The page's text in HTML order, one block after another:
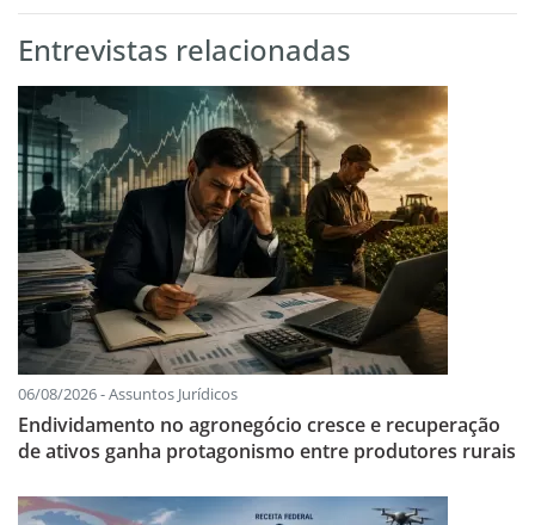
Entrevistas relacionadas
06/08/2026 - Assuntos Jurídicos
Endividamento no agronegócio cresce e recuperação
de ativos ganha protagonismo entre produtores rurais